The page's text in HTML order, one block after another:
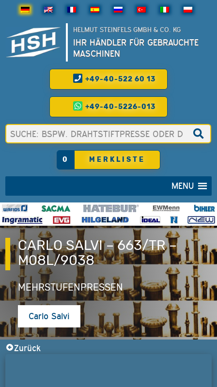
HELMUT STEINFELS GMBH & CO. KG
IHR HÄNDLER FÜR GEBRAUCHTE
MASCHINEN
+49-40-522 60 13
+49-40-5226-013
0 MERKLISTE
MENU
CARLO SALVI – 663/TR –
M08L/9038
MEHRSTUFENPRESSEN
Carlo Salvi
Zurück